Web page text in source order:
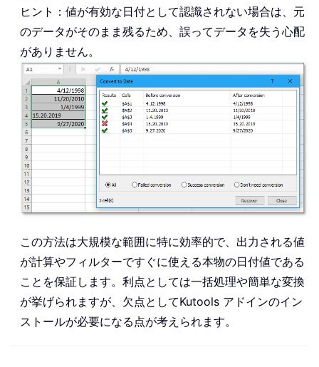
ヒント：値が有効な日付として認識されない場合は、元
のデータがそのまま残るため、誤ってデータを失う心配
がありません。
この方法は大規模な範囲に特に効率的で、出力される値
が計算やフィルターですぐに使える本物の日付値である
ことを保証します。利点としては一括処理や簡単な変換
が挙げられますが、欠点としてKutools アドインのイン
ストールが必要になる点が考えられます。